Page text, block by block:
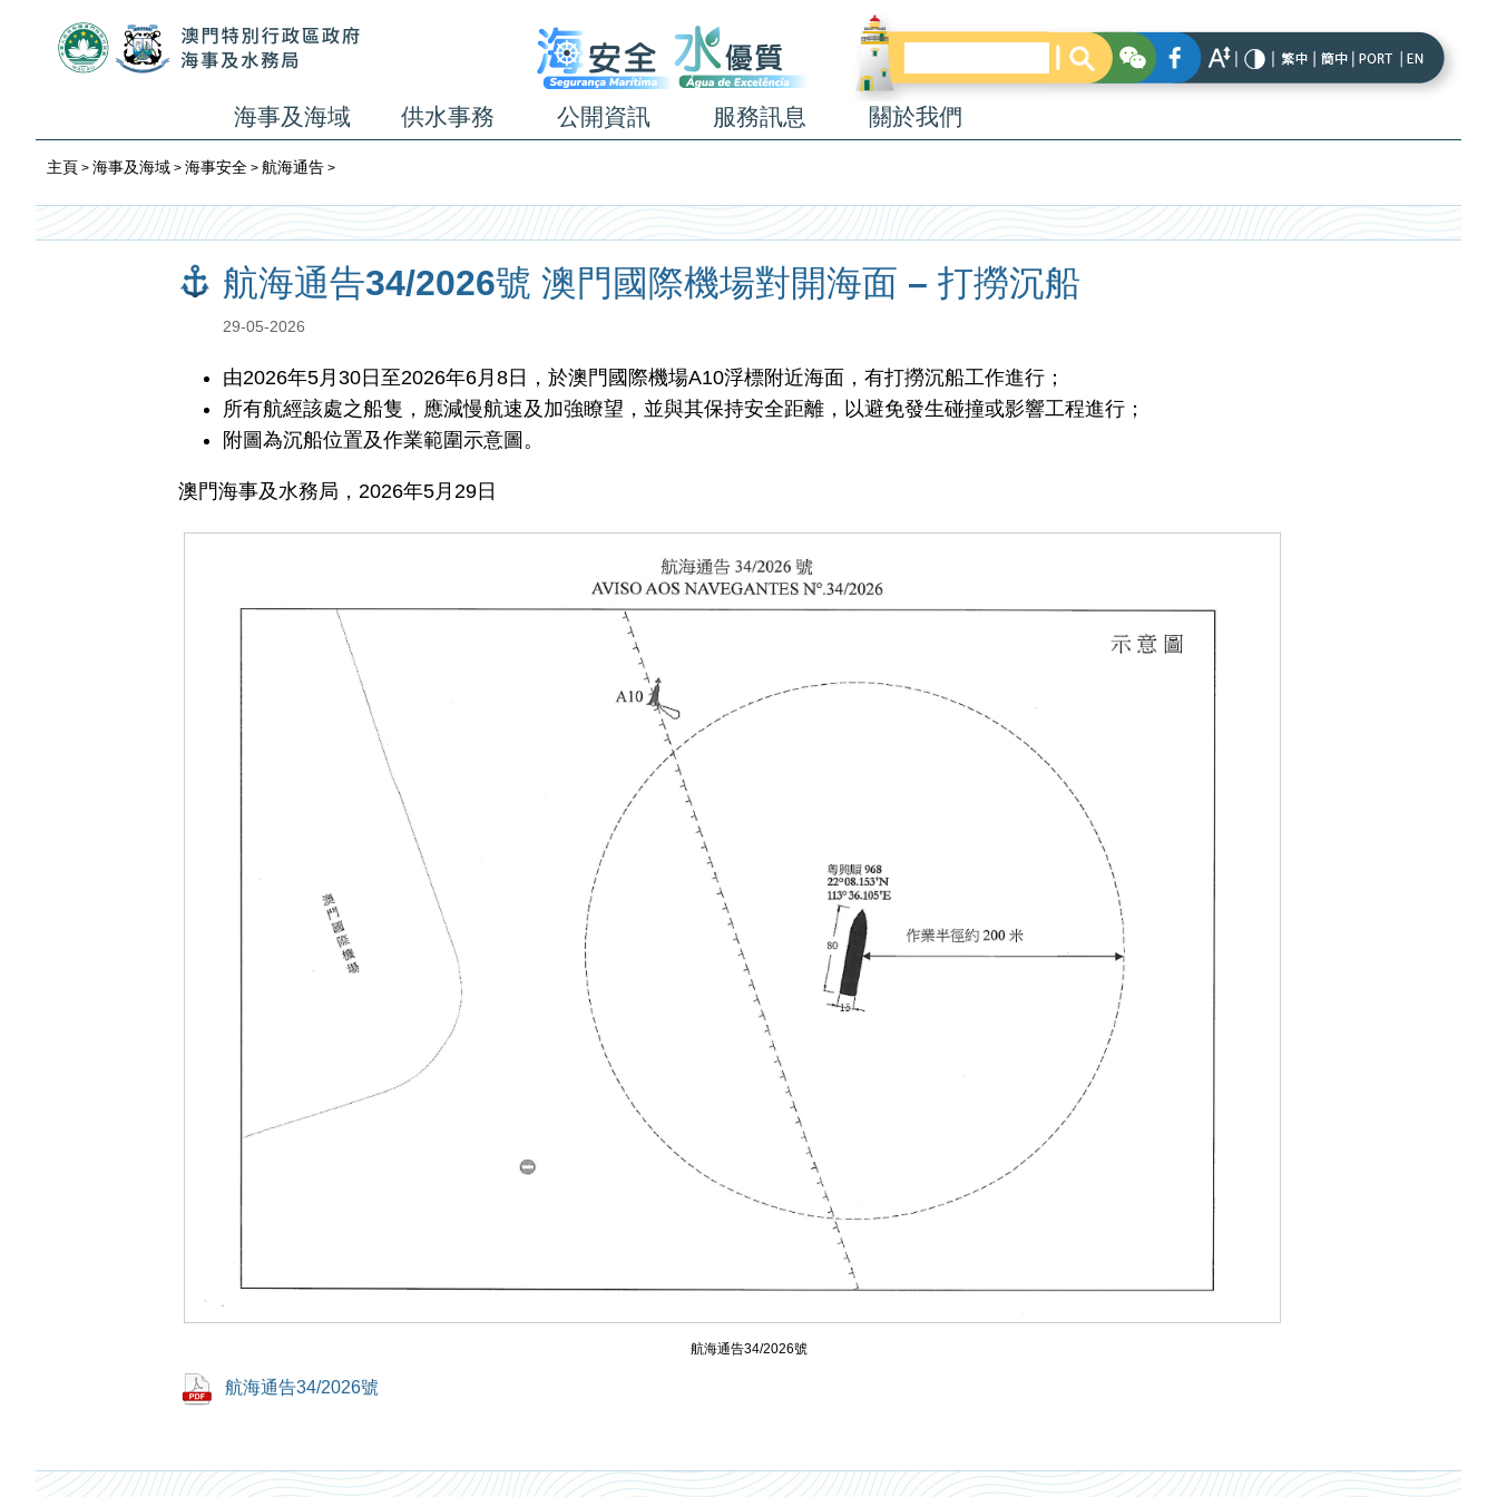
海事及海域 供水事務 公開資訊 服務訊息 關於我們
主頁 > 海事及海域 > 海事安全 > 航海通告 >
航海通告34/2026號 澳門國際機場對開海面 – 打撈沉船
29-05-2026
由2026年5月30日至2026年6月8日，於澳門國際機場A10浮標附近海面，有打撈沉船工作進行；
所有航經該處之船隻，應減慢航速及加強瞭望，並與其保持安全距離，以避免發生碰撞或影響工程進行；
附圖為沉船位置及作業範圍示意圖。
澳門海事及水務局，2026年5月29日
航海通告34/2026號
航海通告34/2026號